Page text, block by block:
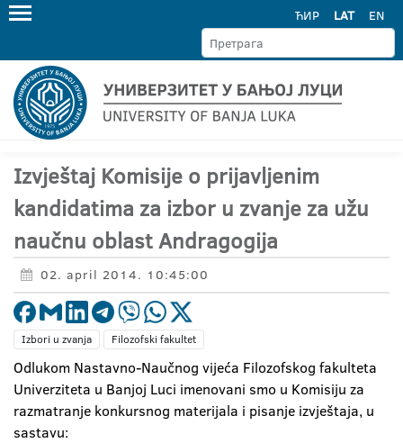
ЋИР LAT EN
Izvještaj Komisije o prijavljenim
kandidatima za izbor u zvanje za užu
naučnu oblast Andragogija
02. april 2014. 10:45:00
Izbori u zvanja Filozofski fakultet
Odlukom Nastavno-Naučnog vijeća Filozofskog fakulteta
Univerziteta u Banjoj Luci imenovani smo u Komisiju za
razmatranje konkursnog materijala i pisanje izvještaja, u
sastavu: